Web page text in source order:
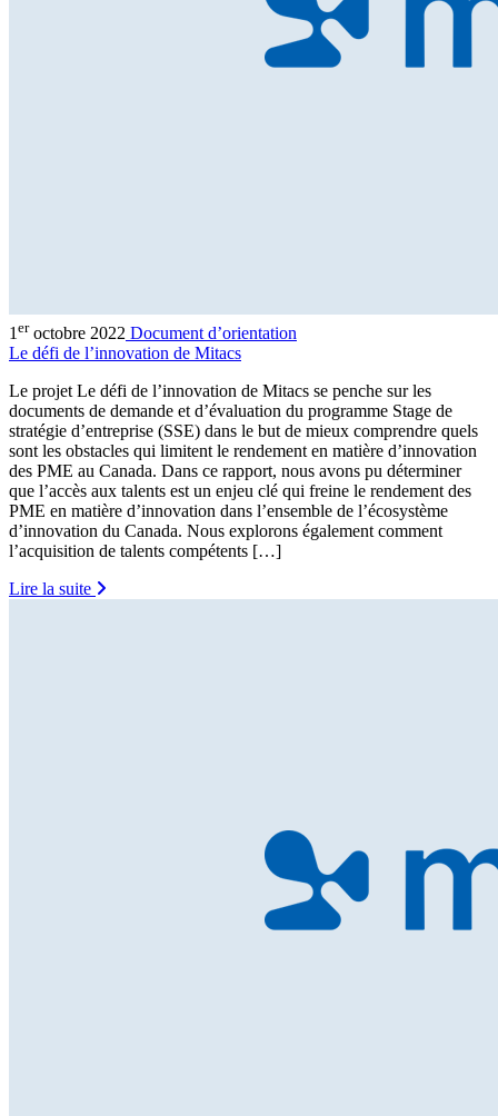
1 eroctobre 2022 Document d’orientation
Le défi de l’innovation de Mitacs
Le projet Le défi de l’innovation de Mitacs se penche sur les
documents de demande et d’évaluation du programme Stage de
stratégie d’entreprise (SSE) dans le but de mieux comprendre quels
sont les obstacles qui limitent le rendement en matière d’innovation
des PME au Canada. Dans ce rapport, nous avons pu déterminer
que l’accès aux talents est un enjeu clé qui freine le rendement des
PME en matière d’innovation dans l’ensemble de l’écosystème
d’innovation du Canada. Nous explorons également comment
l’acquisition de talents compétents […]
Lire la suite